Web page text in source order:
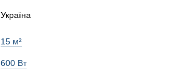
Україна
15 м²
600 Вт